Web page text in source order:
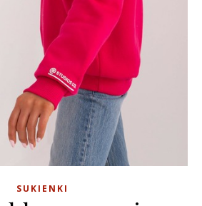
SUKIENKI